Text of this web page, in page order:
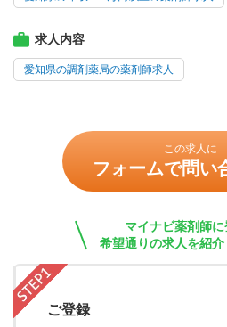
求人内容
愛知県の調剤薬局の薬剤師求人
この求人に
フォームで問い
マイナビ薬剤師
希望通りの求人を紹介
ご登録